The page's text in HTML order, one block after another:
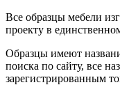
Все образцы мебели
проекту в
Образцы имеют
поиска по сайту, все
зарегистрированным